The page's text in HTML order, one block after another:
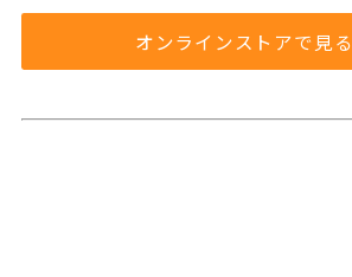
オンラインストアで見る